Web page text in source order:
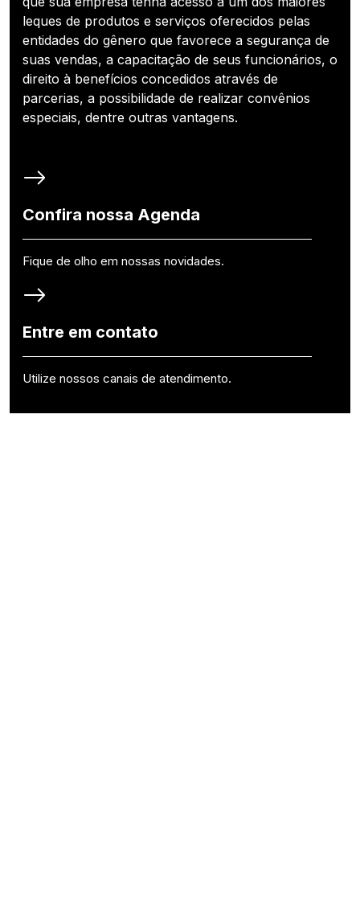
leques de produtos e serviços oferecidos pelas
entidades do gênero que favorece a segurança de
suas vendas, a capacitação de seus funcionários, o
direito à benefícios concedidos através de
parcerias, a possibilidade de realizar convênios
especiais, dentre outras vantagens.
Confira nossa Agenda
Fique de olho em nossas novidades.
Entre em contato
Utilize nossos canais de atendimento.